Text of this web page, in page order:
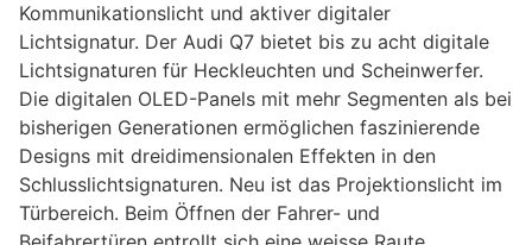
Kommunikationslicht und aktiver digitaler
Lichtsignatur. Der Audi Q7 bietet bis zu acht digitale
Lichtsignaturen für Heckleuchten und Scheinwerfer.
Die digitalen OLED-Panels mit mehr Segmenten als bei
bisherigen Generationen ermöglichen faszinierende
Designs mit dreidimensionalen Effekten in den
Schlusslichtsignaturen. Neu ist das Projektionslicht im
Türbereich. Beim Öffnen der Fahrer- und